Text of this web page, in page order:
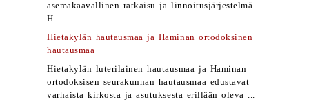
asemakaavallinen ratkaisu ja linnoitusjärjestelmä.
H ...
Hietakylän hautausmaa ja Haminan ortodoksinen
hautausmaa
Hietakylän luterilainen hautausmaa ja Haminan
ortodoksisen seurakunnan hautausmaa edustavat
varhaista kirkosta ja asutuksesta erillään oleva ...